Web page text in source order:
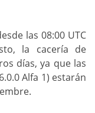
las 08:00 UTC
la cacería de
días, ya que las
Alfa 1) estarán